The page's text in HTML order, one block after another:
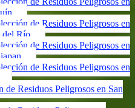
de Residuos Peligrosos en
del Río
de Residuos Peligrosos en
de Residuos Peligrosos en
de Residuos Peligrosos en San